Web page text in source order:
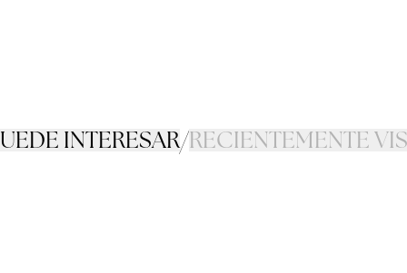
INTERESAR/RECIENTEMENTE